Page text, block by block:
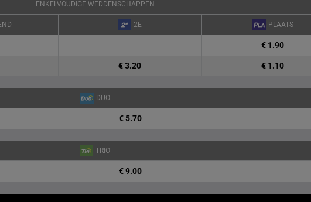
ENKELVOUDIGE WEDDENSCHAPPEN
2E PLAATS
€ 1.90
€ 3.20 € 1.10
DUO
€ 5.70
TRIO
€ 9.00